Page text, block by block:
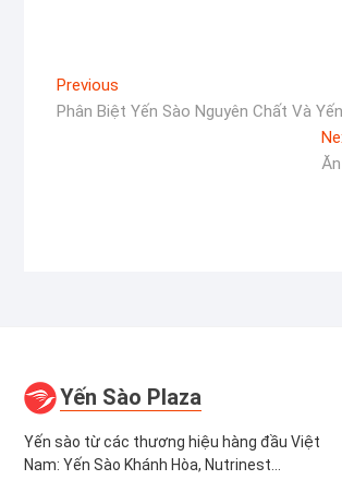
Điều
hướng
Previous
post:
Phân Biệt Yến Sào Nguyên Chất Và
Yến Sào Plaza
Yến sào từ các thương hiệu hàng đầu Việt
Nam: Yến Sào Khánh Hòa, Nutrinest...